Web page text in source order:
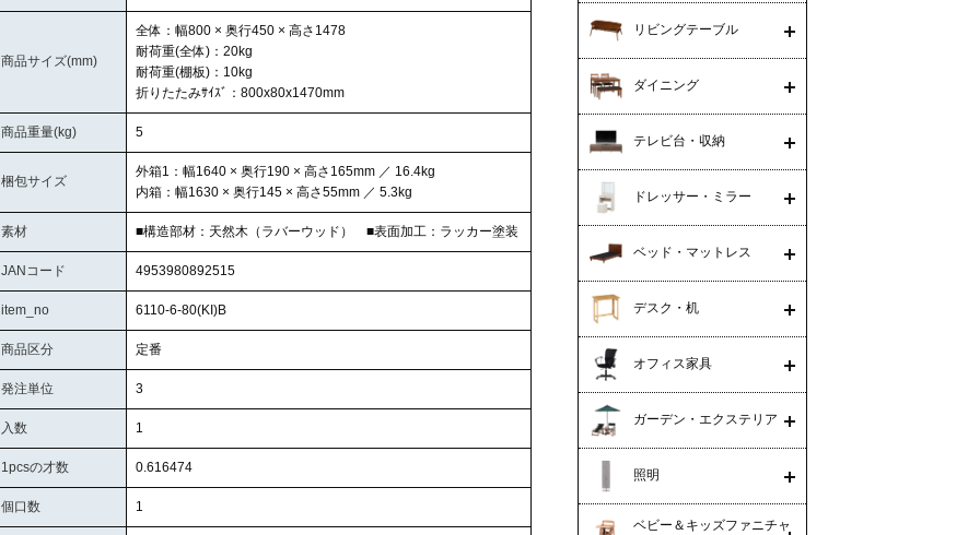
商品サイズ(mm)
全体：幅800 × 奥行450 × 高さ1478
耐荷重(全体)：20kg
耐荷重(棚板)：10kg
折りたたみｻｲｽﾞ：800x80x1470mm
商品重量(kg) 5
梱包サイズ
外箱1：幅1640 × 奥行190 × 高さ165mm ／ 16.4kg
内箱：幅1630 × 奥行145 × 高さ55mm ／ 5.3kg
素材 ■構造部材：天然木（ラバーウッド） ■表面加工：ラッカー塗装
JANコード 4953980892515
item_no 6110-6-80(KI)B
商品区分 定番
発注単位 3
入数 1
1pcsの才数 0.616474
個口数 1
リビングテーブル
ダイニング
テレビ台・収納
ドレッサー・ミラー
ベッド・マットレス
デスク・机
オフィス家具
ガーデン・エクステリア
照明
ベビー＆キッズファニチャ